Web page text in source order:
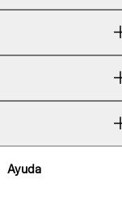
Ayuda